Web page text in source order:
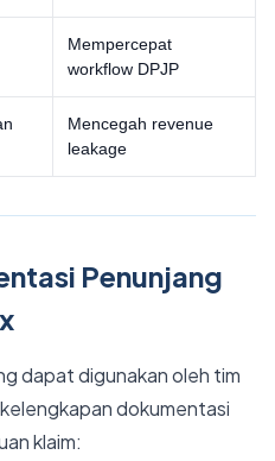
Mempercepat
workflow DPJP
Mencegah revenue
leakage
Penunjang
dapat digunakan oleh tim
dokumentasi
klaim: